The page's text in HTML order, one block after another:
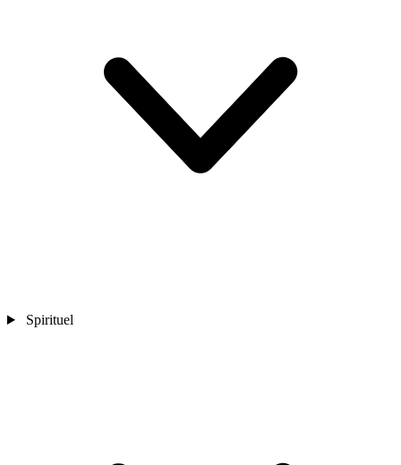
Spirituel